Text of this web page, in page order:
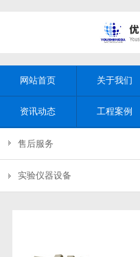
网站首页 关于我们
资讯动态 工程案例
售后服务
实验仪器设备